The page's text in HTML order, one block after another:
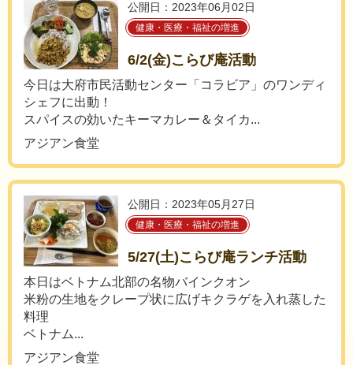
公開日：2023年06月02日
健康・医療・福祉の増進
6/2(金)こらび庵活動
今日は大府市民活動センター「コラビア」のワンディ
シェフに出動！
スパイスの効いたキーマカレー＆タイカ...
アジアン食堂
公開日：2023年05月27日
健康・医療・福祉の増進
5/27(土)こらび庵ランチ活動
本日はベトナム北部の名物バインクオン
米粉の生地をクレープ状に広げキクラゲを入れ蒸した
料理
ベトナム...
アジアン食堂